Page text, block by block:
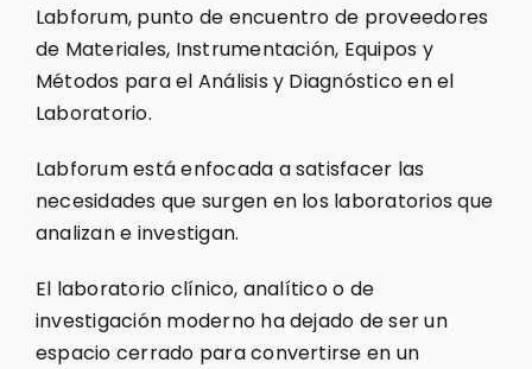
Labforum, punto de encuentro de proveedores
de Materiales, Instrumentación, Equipos y
Métodos para el Análisis y Diagnóstico en el
Laboratorio.
Labforum está enfocada a satisfacer las
necesidades que surgen en los laboratorios que
analizan e investigan.
El laboratorio clínico, analítico o de
investigación moderno ha dejado de ser un
espacio cerrado para convertirse en un